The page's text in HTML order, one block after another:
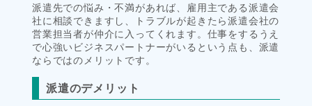
派遣先での悩み・不満があれば、雇用主である派遣会
社に相談できますし、トラブルが起きたら派遣会社の
営業担当者が仲介に入ってくれます。仕事をするうえ
で心強いビジネスパートナーがいるという点も、派遣
ならではのメリットです。
派遣のデメリット